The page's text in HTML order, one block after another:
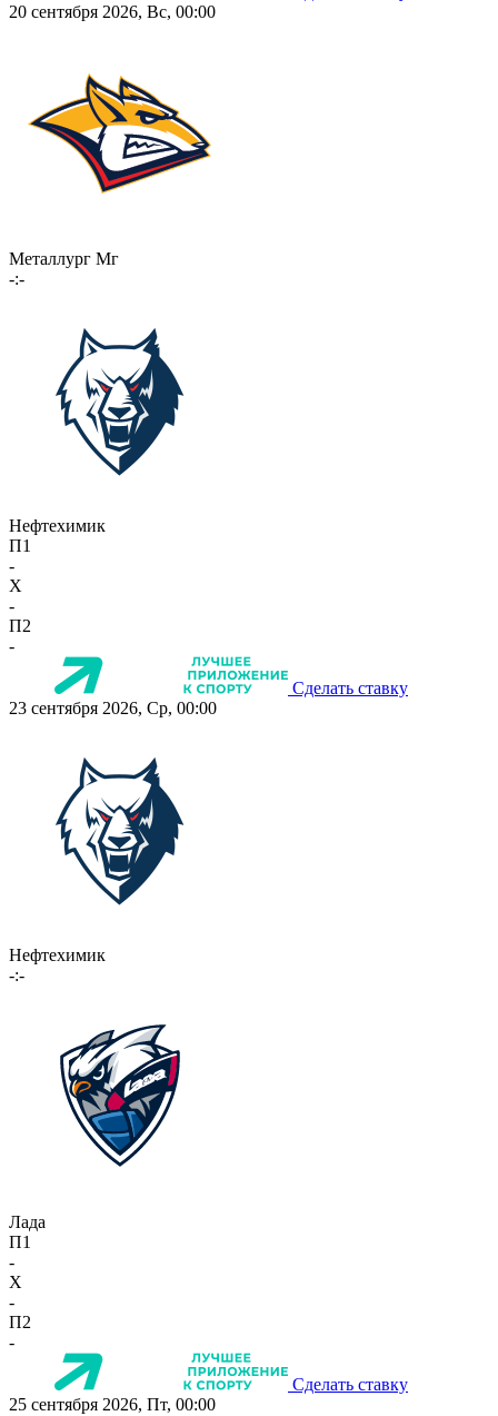
20 сентября 2026, Вс, 00:00
Металлург Мг
-:-
Нефтехимик
П1
-
X
-
П2
-
Сделать ставку
23 сентября 2026, Ср, 00:00
Нефтехимик
-:-
Лада
П1
-
X
-
П2
-
Сделать ставку
25 сентября 2026, Пт, 00:00